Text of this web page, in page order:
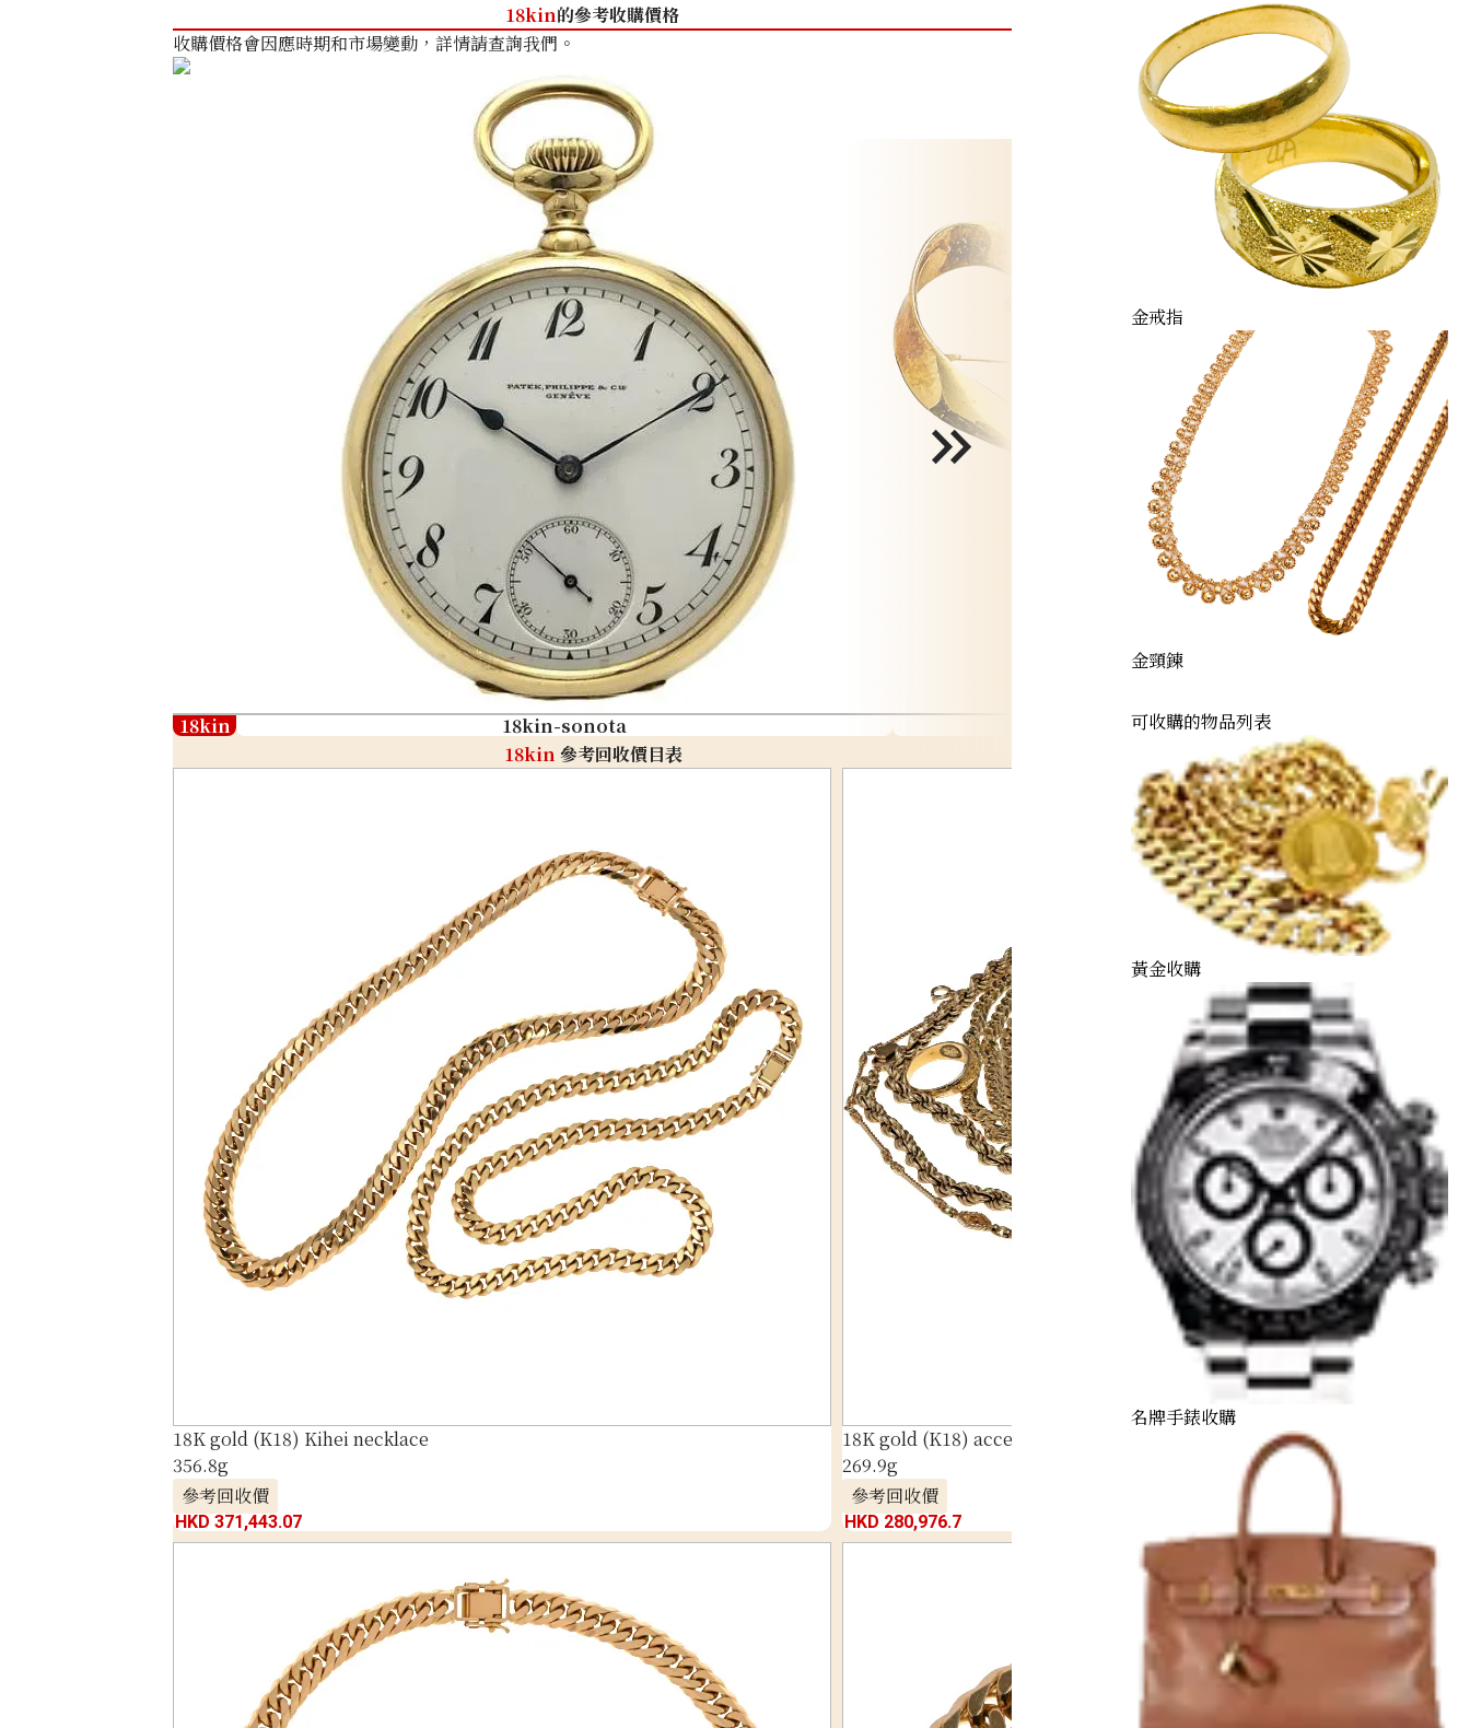
18kin的參考收購價格
收購價格會因應時期和市場變動，詳情請查詢我們。
18kin 18kin-sonota
18kin 參考回收價目表
18K gold (K18) Kihei necklace
356.8g
參考回收價
HKD 371,443.07
18K gold (K18) accessories summary
269.9g
參考回收價
HKD 280,976.7
金戒指
金頸鍊
可收購的物品列表
黃金收購
名牌手錶收購